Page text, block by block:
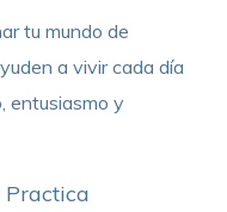
tu mundo de
a vivir cada día
entusiasmo y
Practica